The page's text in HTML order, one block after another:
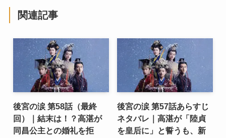
関連記事
後宮の涙 第58話（最終
回）｜結末は！？高湛が
同昌公主との婚礼を拒
後宮の涙 第57話あらすじ
ネタバレ｜高湛が「陸貞
を皇后に」と誓うも、新